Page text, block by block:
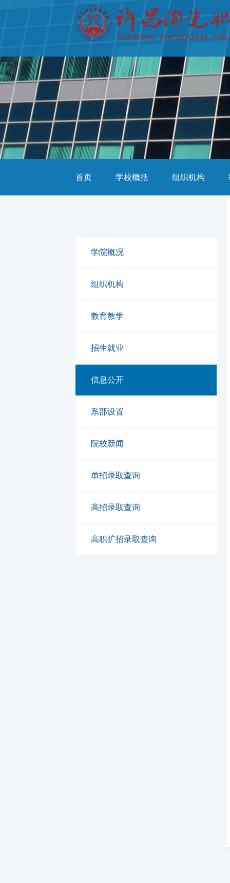
首页 学校概括 组织机构
学院概况
组织机构
教育教学
招生就业
信息公开
系部设置
院校新闻
单招录取查询
高招录取查询
高职扩招录取查询